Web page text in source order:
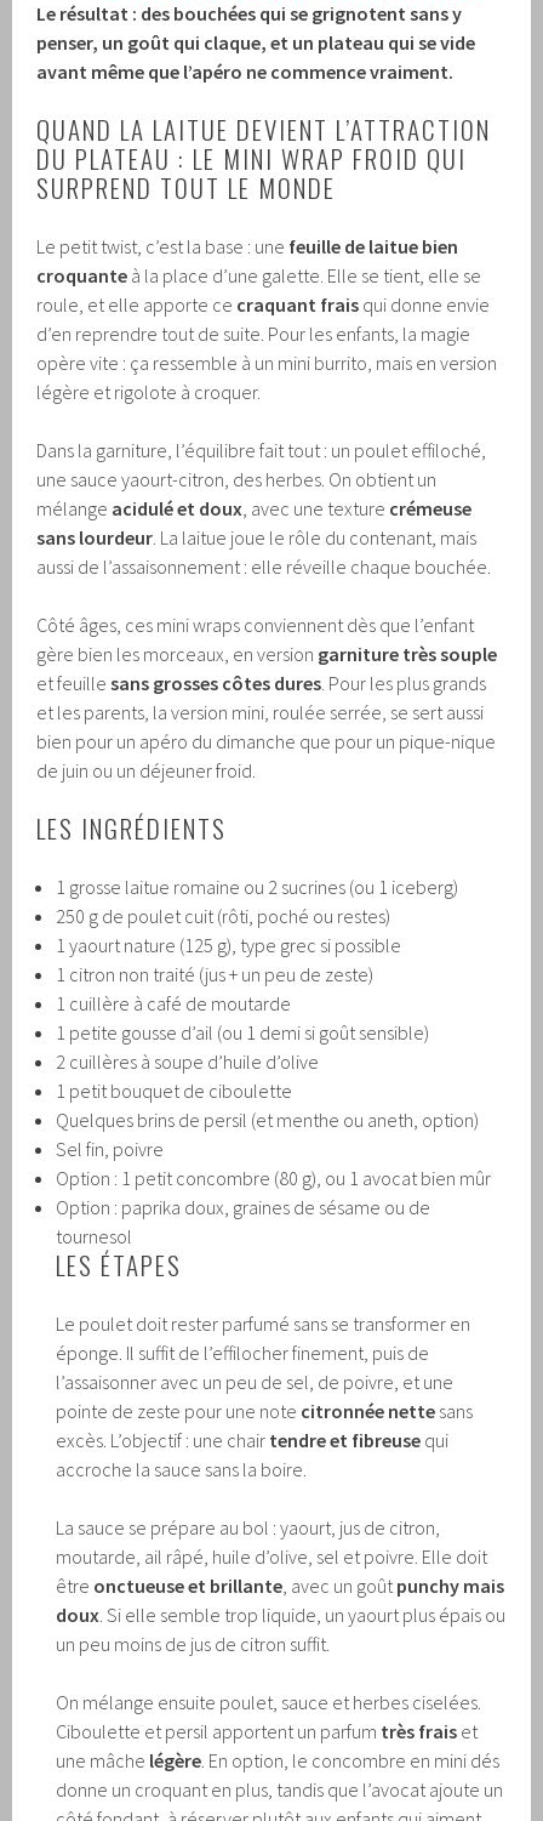
Le résultat : des bouchées qui se grignotent sans y
penser, un goût qui claque, et un plateau qui se vide
avant même que l’apéro ne commence vraiment.
QUAND LA LAITUE DEVIENT L’ATTRACTION
DU PLATEAU : LE MINI WRAP FROID QUI
SURPREND TOUT LE MONDE
Le petit twist, c’est la base : une feuille de laitue bien
croquante à la place d’une galette. Elle se tient, elle se
roule, et elle apporte ce craquant frais qui donne envie
d’en reprendre tout de suite. Pour les enfants, la magie
opère vite : ça ressemble à un mini burrito, mais en version
légère et rigolote à croquer.
Dans la garniture, l’équilibre fait tout : un poulet effiloché,
une sauce yaourt-citron, des herbes. On obtient un
mélange acidulé et doux, avec une texture crémeuse
sans lourdeur. La laitue joue le rôle du contenant, mais
aussi de l’assaisonnement : elle réveille chaque bouchée.
Côté âges, ces mini wraps conviennent dès que l’enfant
gère bien les morceaux, en version garniture très souple
et feuillesans grosses côtes dures. Pour les plus grands
et les parents, la version mini, roulée serrée, se sert aussi
bien pour un apéro du dimanche que pour un pique-nique
de juin ou un déjeuner froid.
LES INGRÉDIENTS
1 grosse laitue romaine ou 2 sucrines (ou 1 iceberg)
250 g de poulet cuit (rôti, poché ou restes)
1 yaourt nature (125 g), type grec si possible
1 citron non traité (jus + un peu de zeste)
1 cuillère à café de moutarde
1 petite gousse d’ail (ou 1 demi si goût sensible)
2 cuillères à soupe d’huile d’olive
1 petit bouquet de ciboulette
Quelques brins de persil (et menthe ou aneth, option)
Sel fin, poivre
Option : 1 petit concombre (80 g), ou 1 avocat bien mûr
Option : paprika doux, graines de sésame ou de
tournesol
LES ÉTAPES
Le poulet doit rester parfumé sans se transformer en
éponge. Il suffit de l’effilocher finement, puis de
l’assaisonner avec un peu de sel, de poivre, et une
pointe de zeste pour une note citronnée nette sans
excès. L’objectif : une chair tendre et fibreuse qui
accroche la sauce sans la boire.
La sauce se prépare au bol : yaourt, jus de citron,
moutarde, ail râpé, huile d’olive, sel et poivre. Elle doit
être onctueuse et brillante, avec un goûtpunchy mais
doux. Si elle semble trop liquide, un yaourt plus épais ou
un peu moins de jus de citron suffit.
On mélange ensuite poulet, sauce et herbes ciselées.
Ciboulette et persil apportent un parfum très frais et
une mâche légère. En option, le concombre en mini dés
donne un croquant en plus, tandis que l’avocat ajoute un